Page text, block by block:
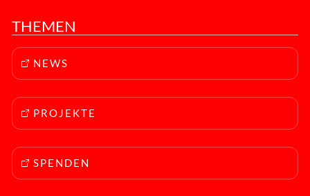
THEMEN
NEWS
PROJEKTE
SPENDEN